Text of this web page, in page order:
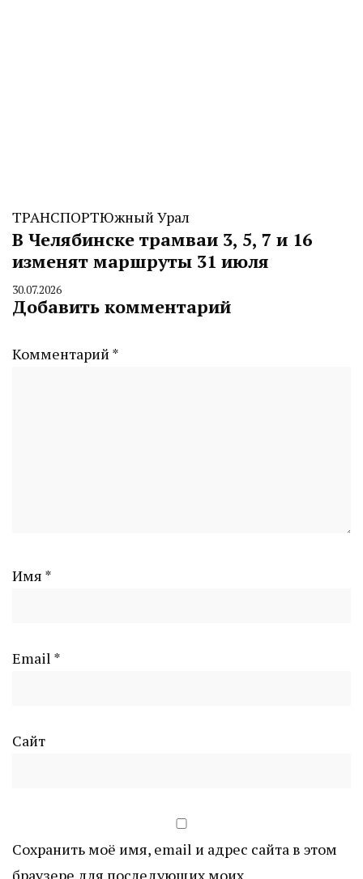
ТРАНСПОРТЮжный Урал
В Челябинске трамваи 3, 5, 7 и 16
изменят маршруты 31 июля
By
CHELINDUSTRY
30.07.2026
Добавить комментарий
Комментарий *
Имя *
Email *
Сайт
Сохранить моё имя, email и адрес сайта в этом